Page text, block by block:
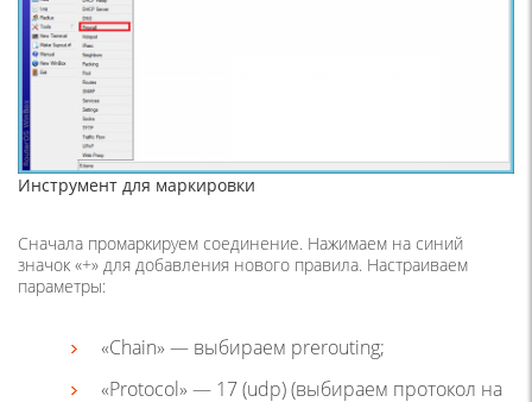
Инструмент для маркировки
Сначала промаркируем соединение. Нажимаем на синий
значок «+» для добавления нового правила. Настраиваем
параметры:
«Chain» — выбираем prerouting;
«Protocol» — 17 (udp) (выбираем протокол на